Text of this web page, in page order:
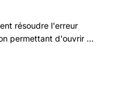
résoudre l'erreur
permettant d'ouvrir ce